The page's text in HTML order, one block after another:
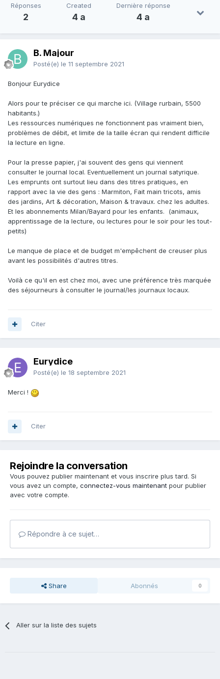
Réponses
2
Created
4 a
Dernière réponse
4 a
B. Majour
Posté(e) le 11 septembre 2021
Bonjour Eurydice
Alors pour te préciser ce qui marche ici. (Village rurbain, 5500
habitants.)
Les ressources numériques ne fonctionnent pas vraiment bien,
problèmes de débit, et limite de la taille écran qui rendent difficile
la lecture en ligne.
Pour la presse papier, j'ai souvent des gens qui viennent
consulter le journal local. Eventuellement un journal satyrique.
Les emprunts ont surtout lieu dans des titres pratiques, en
rapport avec la vie des gens : Marmiton, Fait main tricots, amis
des jardins, Art & décoration, Maison & travaux. chez les adultes.
Et les abonnements Milan/Bayard pour les enfants. (animaux,
apprentissage de la lecture, ou lectures pour le soir pour les tout-
petits)
Le manque de place et de budget m'empêchent de creuser plus
avant les possibilités d'autres titres.
Voilà ce qu'il en est chez moi, avec une préférence très marquée
des séjourneurs à consulter le journal/les journaux locaux.
Citer
Eurydice
Posté(e) le 18 septembre 2021
Merci !
Citer
Rejoindre la conversation
Vous pouvez publier maintenant et vous inscrire plus tard. Si
vous avez un compte, connectez-vous maintenant pour publier
avec votre compte.
Répondre à ce sujet…
Share Abonnés 0
Aller sur la liste des sujets